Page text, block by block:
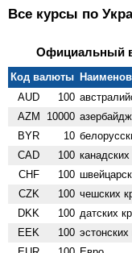
Все курсы по
Официальный
Код валюты
AUD
100
AZM 10000
BYR 10
CAD 100
CHF 100
CZK 100 чешских
DKK 100 датских
EEK 100 эстонских